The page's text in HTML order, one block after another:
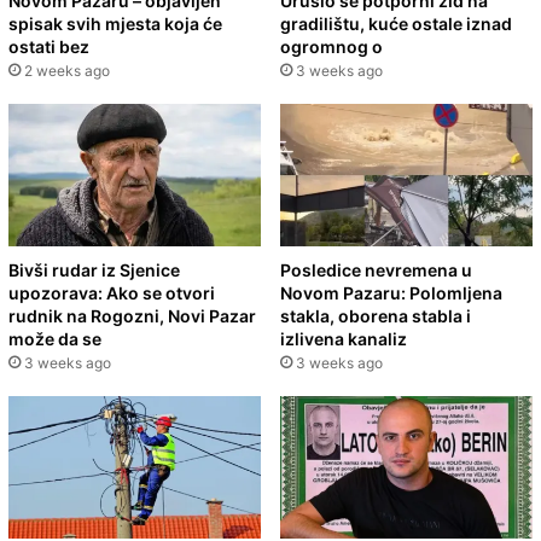
spisak svih mjesta koja će
ostati bez
2 weeks ago
gradilištu, kuće ostale iznad
ogromnog o
3 weeks ago
Bivši rudar iz Sjenice
upozorava: Ako se otvori
rudnik na Rogozni, Novi Pazar
može da se
3 weeks ago
Posledice nevremena u
Novom Pazaru: Polomljena
stakla, oborena stabla i
izlivena kanaliz
3 weeks ago